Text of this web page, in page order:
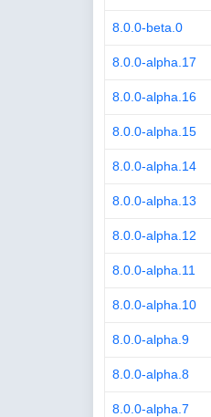
8.0.0-beta.0
8.0.0-alpha.17
8.0.0-alpha.16
8.0.0-alpha.15
8.0.0-alpha.14
8.0.0-alpha.13
8.0.0-alpha.12
8.0.0-alpha.11
8.0.0-alpha.10
8.0.0-alpha.9
8.0.0-alpha.8
8.0.0-alpha.7